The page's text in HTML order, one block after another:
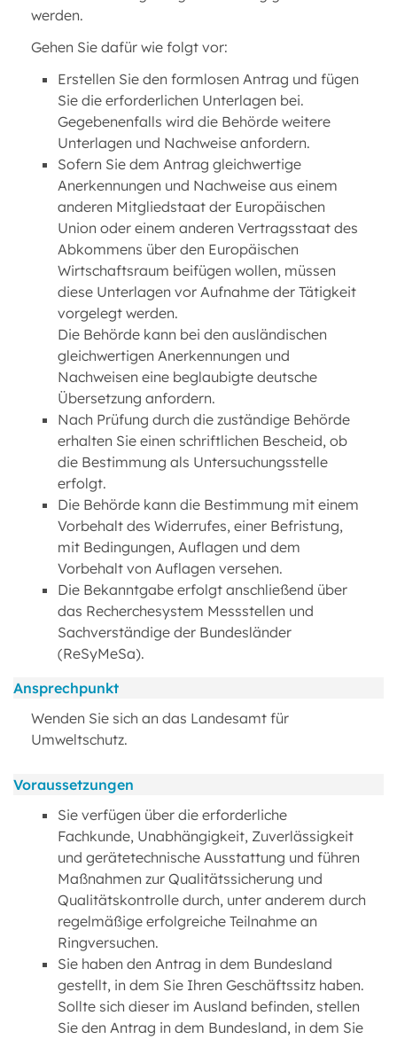
werden.
Gehen Sie dafür wie folgt vor:
Erstellen Sie den formlosen Antrag und fügen
Sie die erforderlichen Unterlagen bei.
Gegebenenfalls wird die Behörde weitere
Unterlagen und Nachweise anfordern.
Sofern Sie dem Antrag gleichwertige
Anerkennungen und Nachweise aus einem
anderen Mitgliedstaat der Europäischen
Union oder einem anderen Vertragsstaat des
Abkommens über den Europäischen
Wirtschaftsraum beifügen wollen, müssen
diese Unterlagen vor Aufnahme der Tätigkeit
vorgelegt werden.
Die Behörde kann bei den ausländischen
gleichwertigen Anerkennungen und
Nachweisen eine beglaubigte deutsche
Übersetzung anfordern.
Nach Prüfung durch die zuständige Behörde
erhalten Sie einen schriftlichen Bescheid, ob
die Bestimmung als Untersuchungsstelle
erfolgt.
Die Behörde kann die Bestimmung mit einem
Vorbehalt des Widerrufes, einer Befristung,
mit Bedingungen, Auflagen und dem
Vorbehalt von Auflagen versehen.
Die Bekanntgabe erfolgt anschließend über
das Recherchesystem Messstellen und
Sachverständige der Bundesländer
(ReSyMeSa).
Ansprechpunkt
Wenden Sie sich an das Landesamt für
Umweltschutz.
Voraussetzungen
Sie verfügen über die erforderliche
Fachkunde, Unabhängigkeit, Zuverlässigkeit
und gerätetechnische Ausstattung und führen
Maßnahmen zur Qualitätssicherung und
Qualitätskontrolle durch, unter anderem durch
regelmäßige erfolgreiche Teilnahme an
Ringversuchen.
Sie haben den Antrag in dem Bundesland
gestellt, in dem Sie Ihren Geschäftssitz haben.
Sollte sich dieser im Ausland befinden, stellen
Sie den Antrag in dem Bundesland, in dem Sie